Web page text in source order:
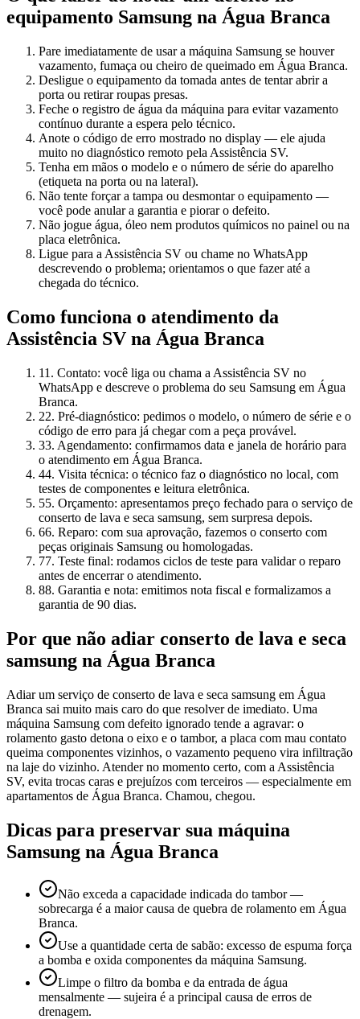
equipamento Samsung na Água Branca
Pare imediatamente de usar a máquina Samsung se houver
vazamento, fumaça ou cheiro de queimado em Água Branca.
Desligue o equipamento da tomada antes de tentar abrir a
porta ou retirar roupas presas.
Feche o registro de água da máquina para evitar vazamento
contínuo durante a espera pelo técnico.
Anote o código de erro mostrado no display — ele ajuda
muito no diagnóstico remoto pela Assistência SV.
Tenha em mãos o modelo e o número de série do aparelho
(etiqueta na porta ou na lateral).
Não tente forçar a tampa ou desmontar o equipamento —
você pode anular a garantia e piorar o defeito.
Não jogue água, óleo nem produtos químicos no painel ou na
placa eletrônica.
Ligue para a Assistência SV ou chame no WhatsApp
descrevendo o problema; orientamos o que fazer até a
chegada do técnico.
Como funciona o atendimento da
Assistência SV na Água Branca
11. Contato: você liga ou chama a Assistência SV no
WhatsApp e descreve o problema do seu Samsung em Água
Branca.
22. Pré-diagnóstico: pedimos o modelo, o número de série e o
código de erro para já chegar com a peça provável.
33. Agendamento: confirmamos data e janela de horário para
o atendimento em Água Branca.
44. Visita técnica: o técnico faz o diagnóstico no local, com
testes de componentes e leitura eletrônica.
55. Orçamento: apresentamos preço fechado para o serviço de
conserto de lava e seca samsung, sem surpresa depois.
66. Reparo: com sua aprovação, fazemos o conserto com
peças originais Samsung ou homologadas.
77. Teste final: rodamos ciclos de teste para validar o reparo
antes de encerrar o atendimento.
88. Garantia e nota: emitimos nota fiscal e formalizamos a
garantia de 90 dias.
Por que não adiar conserto de lava e seca
samsung na Água Branca
Adiar um serviço de conserto de lava e seca samsung em Água
Branca sai muito mais caro do que resolver de imediato. Uma
máquina Samsung com defeito ignorado tende a agravar: o
rolamento gasto detona o eixo e o tambor, a placa com mau contato
queima componentes vizinhos, o vazamento pequeno vira infiltração
na laje do vizinho. Atender no momento certo, com a Assistência
SV, evita trocas caras e prejuízos com terceiros — especialmente em
apartamentos de Água Branca. Chamou, chegou.
Dicas para preservar sua máquina
Samsung na Água Branca
Não exceda a capacidade indicada do tambor —
sobrecarga é a maior causa de quebra de rolamento em Água
Branca.
Use a quantidade certa de sabão: excesso de espuma força
a bomba e oxida componentes da máquina Samsung.
Limpe o filtro da bomba e da entrada de água
mensalmente — sujeira é a principal causa de erros de
drenagem.